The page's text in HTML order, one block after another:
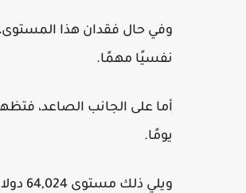
نفسيًا مهمًا.
يومًا.
ويلي ذلك مستوى 64,024 دولار، والذي يمثل إحدى مناطق تصحيح فيبوناتشي المهمة.